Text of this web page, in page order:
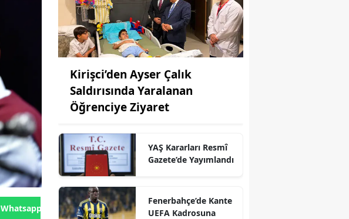
Whatsapp'tan Gönder
Kirişci’den Ayser Çalık
Saldırısında Yaralanan
Öğrenciye Ziyaret
YAŞ Kararları Resmî
Gazete’de Yayımlandı
Fenerbahçe’de Kante
UEFA Kadrosuna